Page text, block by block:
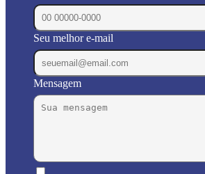
Seu melhor e-mail
Mensagem